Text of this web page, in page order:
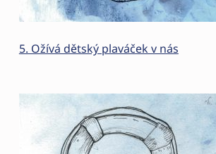
5. Ožívá dětský plaváček v nás